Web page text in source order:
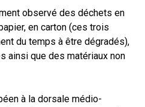
observé des déchets en
en carton (ces trois
du temps à être dégradés),
ainsi que des matériaux non
à la dorsale médio-